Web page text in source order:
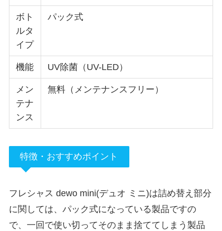
ボト
ルタ
イプ
パック式
機能 UV除菌（UV-LED）
メン
テナ
ンス
無料（メンテナンスフリー）
特徴・おすすめポイント
フレシャス dewo mini(デュオ ミニ)は詰め替え部分
に関しては、パック式になっている製品ですの
で、一回で使い切ってそのまま捨ててしまう製品